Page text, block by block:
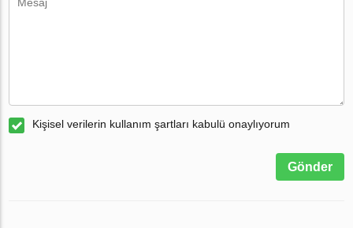
Kişisel verilerin kullanım şartları kabulü onaylıyorum
Gönder